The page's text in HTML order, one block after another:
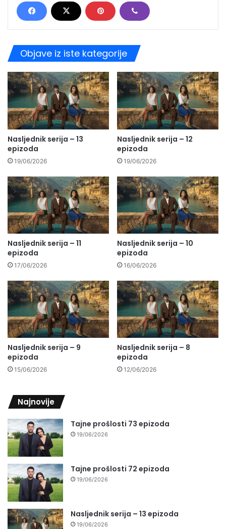
Objave iz iste kategorije
Nasljednik serija – 13
epizoda
19/06/2026
Nasljednik serija – 12
epizoda
19/06/2026
Nasljednik serija – 11
epizoda
17/06/2026
Nasljednik serija – 10
epizoda
16/06/2026
Nasljednik serija – 9
epizoda
15/06/2026
Nasljednik serija – 8
epizoda
12/06/2026
Najnovije
Tajne prošlosti 73 epizoda
19/06/2026
Tajne prošlosti 72 epizoda
19/06/2026
Nasljednik serija – 13 epizoda
19/06/2026